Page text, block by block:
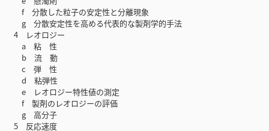
f 分散した粒子の安定性と分離現象
g 分散安定性を高める代表的な製剤学的手法
4 レオロジー
a 粘 性
b 流 動
c 弾 性
d 粘弾性
e レオロジー特性値の測定
f 製剤のレオロジーの評価
g 高分子
5 反応速度